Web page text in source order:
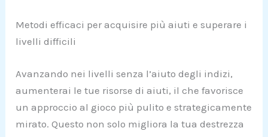
Metodi efficaci per acquisire più aiuti e superare i
livelli difficili
Avanzando nei livelli senza l’aiuto degli indizi,
aumenterai le tue risorse di aiuti, il che favorisce
un approccio al gioco più pulito e strategicamente
mirato. Questo non solo migliora la tua destrezza